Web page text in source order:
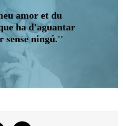
amor et du
ha d'aguantar
sense ningú.''